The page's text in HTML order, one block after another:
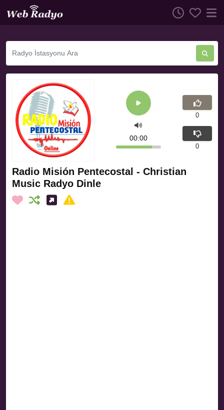
Radio Misión Pentecostal - Christian
Music Radyo Dinle
00:00
0
0